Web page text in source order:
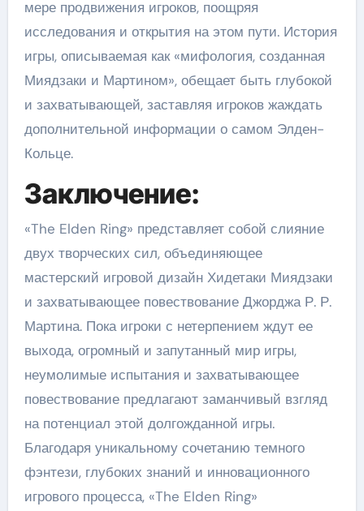
мере продвижения игроков, поощряя
исследования и открытия на этом пути. История
игры, описываемая как «мифология, созданная
Миядзаки и Мартином», обещает быть глубокой
и захватывающей, заставляя игроков жаждать
дополнительной информации о самом Элден-
Кольце.
Заключение:
«The Elden Ring» представляет собой слияние
двух творческих сил, объединяющее
мастерский игровой дизайн Хидетаки Миядзаки
и захватывающее повествование Джорджа Р. Р.
Мартина. Пока игроки с нетерпением ждут ее
выхода, огромный и запутанный мир игры,
неумолимые испытания и захватывающее
повествование предлагают заманчивый взгляд
на потенциал этой долгожданной игры.
Благодаря уникальному сочетанию темного
фэнтези, глубоких знаний и инновационного
игрового процесса, «The Elden Ring»